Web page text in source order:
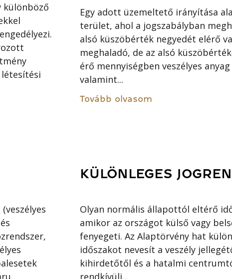
különböző
Egy adott üzemeltető irányítása
terület, ahol a jogszabályban
alsó küszöbérték negyedét elérő
meghaladó, de az alsó
érő mennyiségben veszélyes
valamint...
Tovább olvasom
KÜLÖNLEGES
Olyan normális állapottól eltérő
amikor az országot külső vagy
fenyegeti. Az Alaptörvény hat
időszakot nevesít a veszély
kihirdetőtől és a hatalmi
rendkívüli...